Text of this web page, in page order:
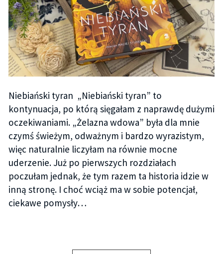
Niebiański tyran „Niebiański tyran” to
kontynuacja, po którą sięgałam z naprawdę dużymi
oczekiwaniami. „Żelazna wdowa” była dla mnie
czymś świeżym, odważnym i bardzo wyrazistym,
więc naturalnie liczyłam na równie mocne
uderzenie. Już po pierwszych rozdziałach
poczułam jednak, że tym razem ta historia idzie w
inną stronę. I choć wciąż ma w sobie potencjał,
ciekawe pomysły…